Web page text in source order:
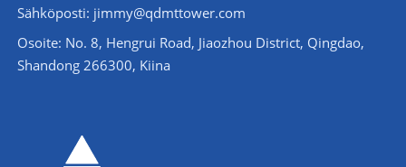
Sähköposti: jimmy@qdmttower.com
Osoite: No. 8, Hengrui Road, Jiaozhou District, Qingdao,
Shandong 266300, Kiina